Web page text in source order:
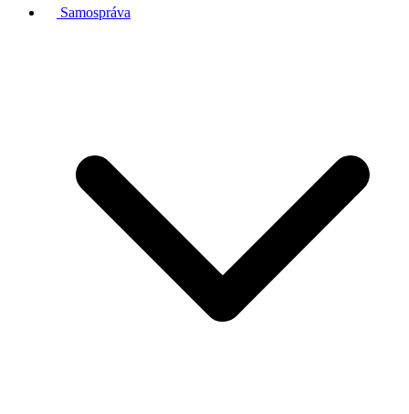
Samospráva